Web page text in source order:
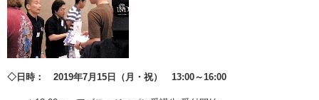
◇日時： 2019年7月15日（月・祝） 13:00～16:00